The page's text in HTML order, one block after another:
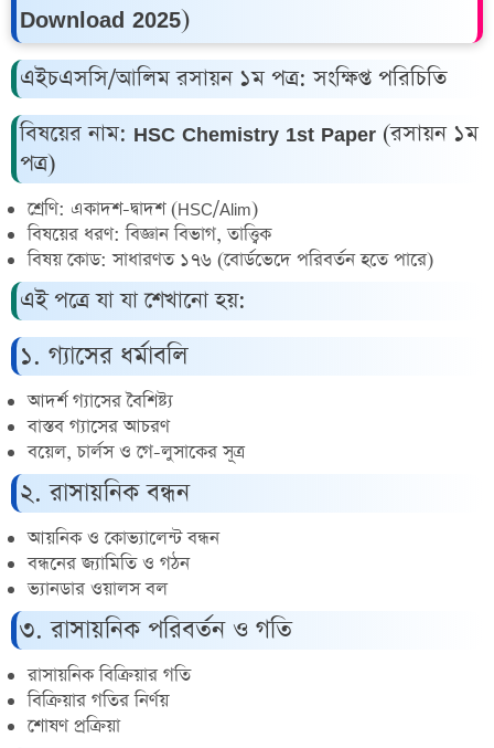
Download 2025)
এইচএসসি/আলিম রসায়ন ১ম পত্র: সংক্ষিপ্ত পরিচিতি
বিষয়ের নাম: HSC Chemistry 1st Paper (রসায়ন ১ম
পত্র)
শ্রেণি: একাদশ-দ্বাদশ (HSC/Alim)
বিষয়ের ধরণ: বিজ্ঞান বিভাগ, তাত্ত্বিক
বিষয় কোড: সাধারণত ১৭৬ (বোর্ডভেদে পরিবর্তন হতে পারে)
এই পত্রে যা যা শেখানো হয়:
১. গ্যাসের ধর্মাবলি
আদর্শ গ্যাসের বৈশিষ্ট্য
বাস্তব গ্যাসের আচরণ
বয়েল, চার্লস ও গে-লুসাকের সূত্র
২. রাসায়নিক বন্ধন
আয়নিক ও কোভ্যালেন্ট বন্ধন
বন্ধনের জ্যামিতি ও গঠন
ভ্যানডার ওয়ালস বল
৩. রাসায়নিক পরিবর্তন ও গতি
রাসায়নিক বিক্রিয়ার গতি
বিক্রিয়ার গতির নির্ণয়
শোষণ প্রক্রিয়া